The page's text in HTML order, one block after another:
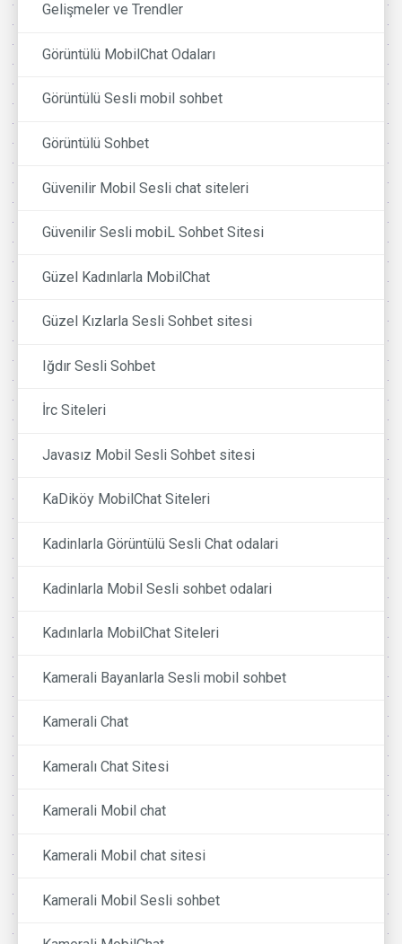
Gelişmeler ve Trendler
Görüntülü MobilChat Odaları
Görüntülü Sesli mobil sohbet
Görüntülü Sohbet
Güvenilir Mobil Sesli chat siteleri
Güvenilir Sesli mobiL Sohbet Sitesi
Güzel Kadınlarla MobilChat
Güzel Kızlarla Sesli Sohbet sitesi
Iğdır Sesli Sohbet
İrc Siteleri
Javasız Mobil Sesli Sohbet sitesi
KaDiköy MobilChat Siteleri
Kadinlarla Görüntülü Sesli Chat odalari
Kadinlarla Mobil Sesli sohbet odalari
Kadınlarla MobilChat Siteleri
Kamerali Bayanlarla Sesli mobil sohbet
Kamerali Chat
Kameralı Chat Sitesi
Kamerali Mobil chat
Kamerali Mobil chat sitesi
Kamerali Mobil Sesli sohbet